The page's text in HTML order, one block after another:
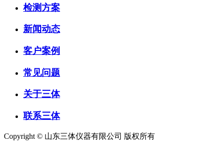
检测方案
新闻动态
客户案例
常见问题
关于三体
联系三体
Copyright © 山东三体仪器有限公司 版权所有